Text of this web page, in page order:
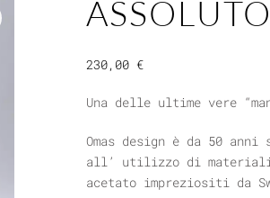
230,00 €
Una delle ultime vere
Omas design è da 50
all’ utilizzo di materiali
acetato impreziositi da